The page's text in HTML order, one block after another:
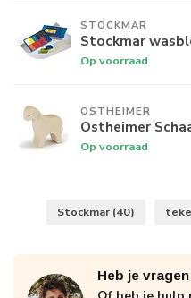
STOCKMAR
Stockmar
Op voorraad
OSTHEIMER
Ostheimer
Op voorraad
Stockmar (40)
Heb je